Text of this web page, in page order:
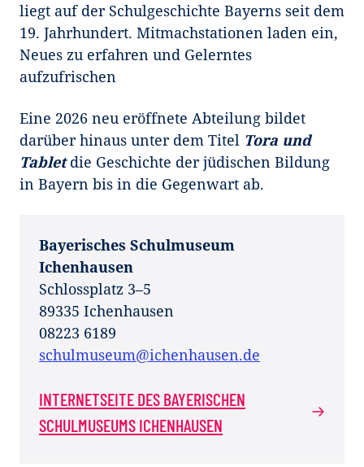
liegt auf der Schulgeschichte Bayerns seit dem
19. Jahrhundert. Mitmachstationen laden ein,
Neues zu erfahren und Gelerntes
aufzufrischen
Eine 2026 neu eröffnete Abteilung bildet
darüber hinaus unter dem Titel Tora und
Tabletdie Geschichte der jüdischen Bildung
in Bayern bis in die Gegenwart ab.
Bayerisches Schulmuseum
Ichenhausen
Schlossplatz 3–5
89335 Ichenhausen
08223 6189
schulmuseum@ichenhausen.de
INTERNETSEITE DES BAYERISCHEN
SCHULMUSEUMS ICHENHAUSEN